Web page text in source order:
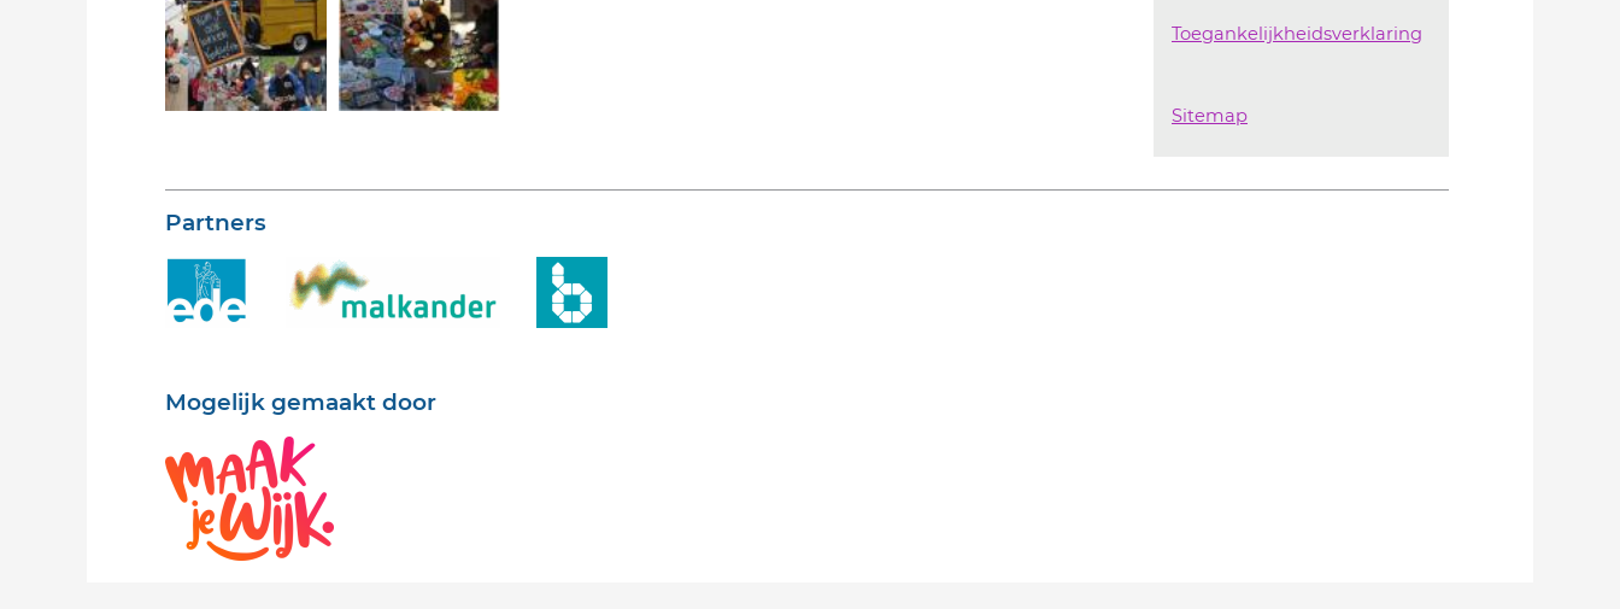
Toegankelijkheidsverklaring
Sitemap
Partners
Mogelijk gemaakt door